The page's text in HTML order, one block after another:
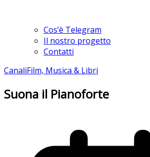
Cos’è Telegram
Il nostro progetto
Contatti
CanaliFilm, Musica & Libri
Suona il Pianoforte